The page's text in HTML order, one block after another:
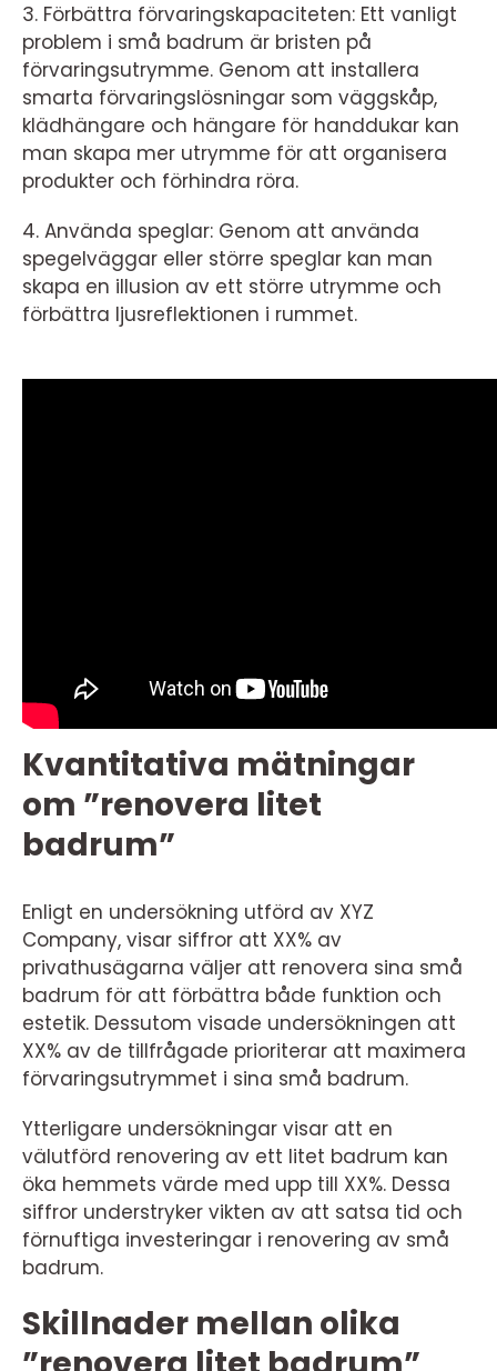
3. Förbättra förvaringskapaciteten: Ett vanligt
problem i små badrum är bristen på
förvaringsutrymme. Genom att installera
smarta förvaringslösningar som väggskåp,
klädhängare och hängare för handdukar kan
man skapa mer utrymme för att organisera
produkter och förhindra röra.
4. Använda speglar: Genom att använda
spegelväggar eller större speglar kan man
skapa en illusion av ett större utrymme och
förbättra ljusreflektionen i rummet.
Kvantitativa mätningar
om ”renovera litet
badrum”
Enligt en undersökning utförd av XYZ
Company, visar siffror att XX% av
privathusägarna väljer att renovera sina små
badrum för att förbättra både funktion och
estetik. Dessutom visade undersökningen att
XX% av de tillfrågade prioriterar att maximera
förvaringsutrymmet i sina små badrum.
Ytterligare undersökningar visar att en
välutförd renovering av ett litet badrum kan
öka hemmets värde med upp till XX%. Dessa
siffror understryker vikten av att satsa tid och
förnuftiga investeringar i renovering av små
badrum.
Skillnader mellan olika